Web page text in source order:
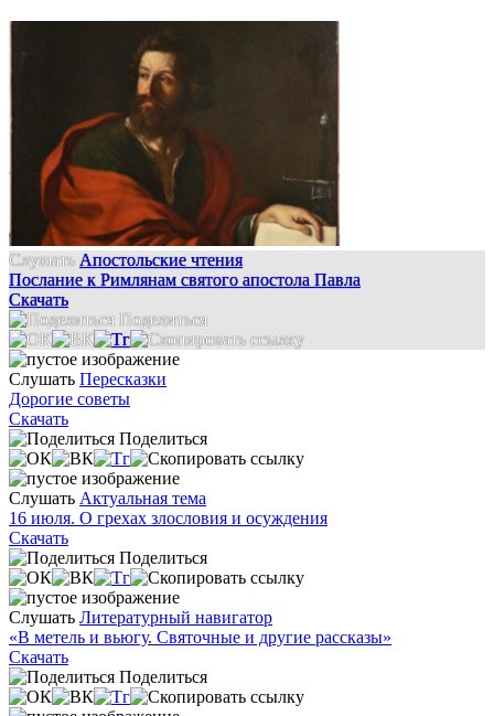
Слушать Апостольские чтения
Послание к Римлянам святого апостола Павла
Скачать
Поделиться
Слушать Пересказки
Дорогие советы
Скачать
Поделиться
Слушать Актуальная тема
16 июля. О грехах злословия и осуждения
Скачать
Поделиться
Слушать Литературный навигатор
«В метель и вьюгу. Святочные и другие рассказы»
Скачать
Поделиться